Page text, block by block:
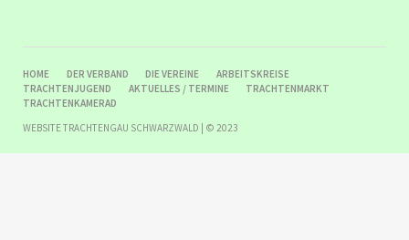
NAVIGATION
ÜBERSPRINGEN
HOME DER VERBAND DIE VEREINE
ARBEITSKREISE
TRACHTENJUGEND
AKTUELLES / TERMINE
TRACHTENMARKT
TRACHTENKAMERAD
WEBSITE TRACHTENGAU SCHWARZWALD | © 2023